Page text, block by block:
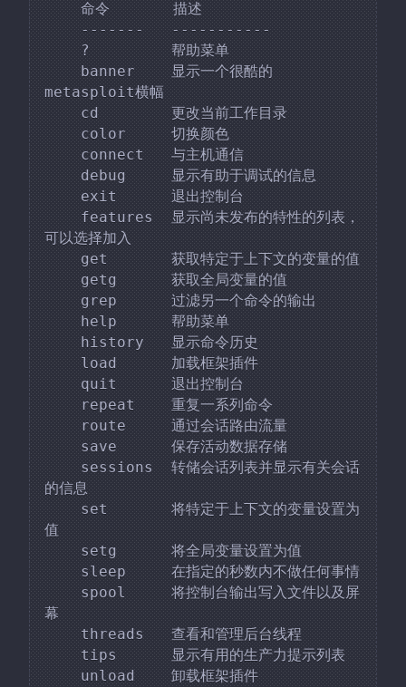
    命令       描述
    -------   -----------
    ?         帮助菜单
    banner    显示一个很酷的
metasploit横幅
    cd        更改当前工作目录
    color     切换颜色
    connect   与主机通信
    debug     显示有助于调试的信息
    exit      退出控制台
    features  显示尚未发布的特性的列表，
可以选择加入
    get       获取特定于上下文的变量的值
    getg      获取全局变量的值
    grep      过滤另一个命令的输出
    help      帮助菜单
    history   显示命令历史
    load      加载框架插件
    quit      退出控制台
    repeat    重复一系列命令
    route     通过会话路由流量
    save      保存活动数据存储
    sessions  转储会话列表并显示有关会话
的信息
    set       将特定于上下文的变量设置为
值
    setg      将全局变量设置为值
    sleep     在指定的秒数内不做任何事情
    spool     将控制台输出写入文件以及屏
幕
    threads   查看和管理后台线程
    tips      显示有用的生产力提示列表
    unload    卸载框架插件